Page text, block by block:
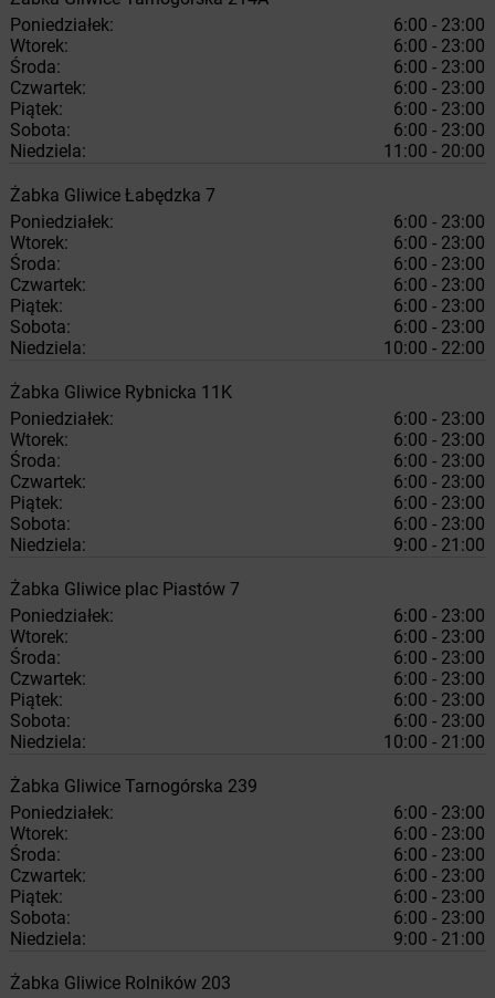
Poniedziałek:
6:00 - 23:00
Wtorek:
6:00 - 23:00
Środa:
6:00 - 23:00
Czwartek:
6:00 - 23:00
Piątek:
6:00 - 23:00
Sobota:
6:00 - 23:00
Niedziela:
11:00 - 20:00
Żabka Gliwice Łabędzka 7
Poniedziałek:
6:00 - 23:00
Wtorek:
6:00 - 23:00
Środa:
6:00 - 23:00
Czwartek:
6:00 - 23:00
Piątek:
6:00 - 23:00
Sobota:
6:00 - 23:00
Niedziela:
10:00 - 22:00
Żabka Gliwice Rybnicka 11K
Poniedziałek:
6:00 - 23:00
Wtorek:
6:00 - 23:00
Środa:
6:00 - 23:00
Czwartek:
6:00 - 23:00
Piątek:
6:00 - 23:00
Sobota:
6:00 - 23:00
Niedziela:
9:00 - 21:00
Żabka Gliwice plac Piastów 7
Poniedziałek:
6:00 - 23:00
Wtorek:
6:00 - 23:00
Środa:
6:00 - 23:00
Czwartek:
6:00 - 23:00
Piątek:
6:00 - 23:00
Sobota:
6:00 - 23:00
Niedziela:
10:00 - 21:00
Żabka Gliwice Tarnogórska 239
Poniedziałek:
6:00 - 23:00
Wtorek:
6:00 - 23:00
Środa:
6:00 - 23:00
Czwartek:
6:00 - 23:00
Piątek:
6:00 - 23:00
Sobota:
6:00 - 23:00
Niedziela:
9:00 - 21:00
Żabka Gliwice Rolników 203